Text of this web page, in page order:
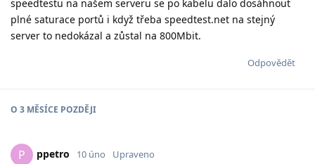
speedtestu na našem serveru se po kabelu dalo dosáhnout
plné saturace portů i když třeba speedtest.net na stejný
server to nedokázal a zůstal na 800Mbit.
Odpovědět
O 3 MĚSÍCE POZDĚJI
P ppetro 10 úno Upraveno